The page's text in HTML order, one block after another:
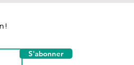
!
S'abonner